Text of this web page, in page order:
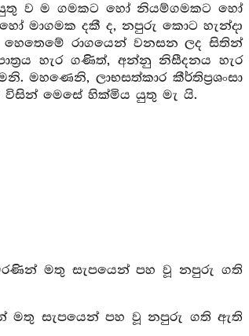
ව ම ගමකට හෝ නියම්ගමකට හෝ
මාගමක දකී ද, නපුරු කොට හැන්දා
රාගයෙන් වනසන ලද සිතින්
හැර ගණිත්, අන්නු නිසීදනය හැර
මහණෙනි, ලාභසත්කාර කීර්තිප්‍රශංසා
විසින් මෙසේ හික්මිය යුතු මැ යි.
මතු සැපයෙන් පහ වූ නපුරු ගති
මතු සැපයෙන් පහ වූ නපුරු ගති ඇති